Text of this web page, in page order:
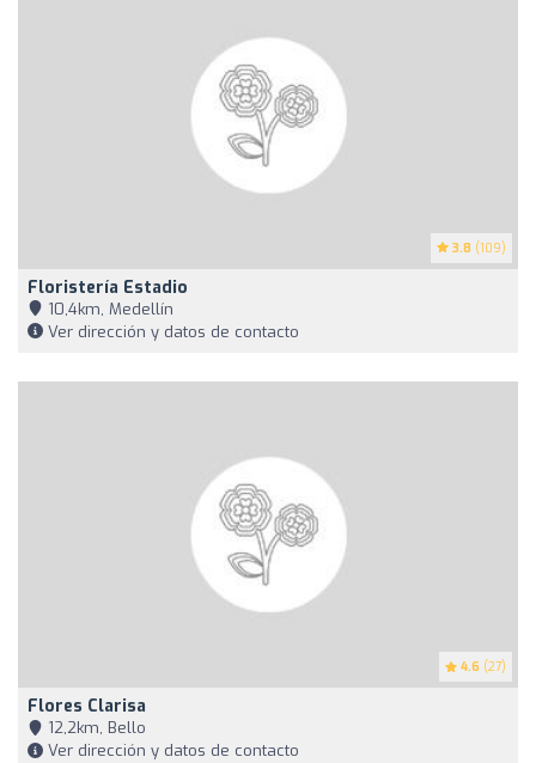
3.8 (109)
Floristería Estadio
10,4km, Medellín
Ver dirección y datos de contacto
4.6 (27)
Flores Clarisa
12,2km, Bello
Ver dirección y datos de contacto